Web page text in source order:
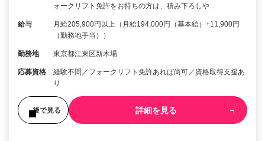
ォークリフト免許をお持ちの方は、積み下ろしや…
給与
月給205,900円以上（月給194,000円（基本給）+11,900円
（勤務地手当））
勤務地 東京都江東区新木場
応募資格
経験不問／フォークリフト免許あれば尚可／資格取得支援あ
り
後で見る 詳細を見る